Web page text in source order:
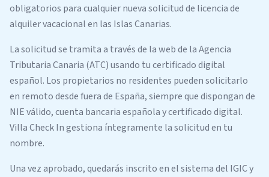
obligatorios para cualquier nueva solicitud de licencia de
alquiler vacacional en las Islas Canarias.
La solicitud se tramita a través de la web de la Agencia
Tributaria Canaria (ATC) usando tu certificado digital
español. Los propietarios no residentes pueden solicitarlo
en remoto desde fuera de España, siempre que dispongan de
NIE válido, cuenta bancaria española y certificado digital.
Villa Check In gestiona íntegramente la solicitud en tu
nombre.
Una vez aprobado, quedarás inscrito en el sistema del IGIC y